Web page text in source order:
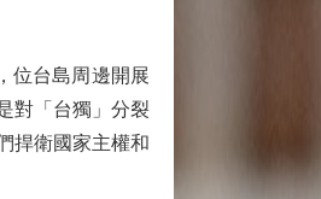
位台島周邊開展
對「台獨」分裂
捍衛國家主權和